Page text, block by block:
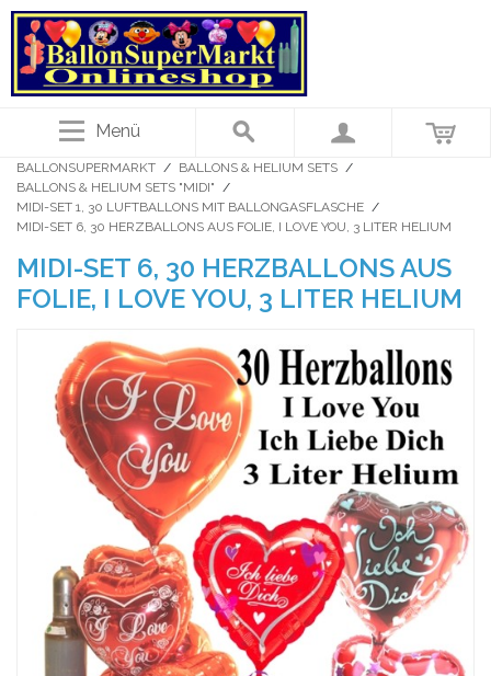
Menü
BALLONSUPERMARKT / BALLONS & HELIUM SETS /
BALLONS & HELIUM SETS "MIDI" /
MIDI-SET 1, 30 LUFTBALLONS MIT BALLONGASFLASCHE /
MIDI-SET 6, 30 HERZBALLONS AUS FOLIE, I LOVE YOU, 3 LITER HELIUM
MIDI-SET 6, 30 HERZBALLONS AUS
FOLIE, I LOVE YOU, 3 LITER HELIUM